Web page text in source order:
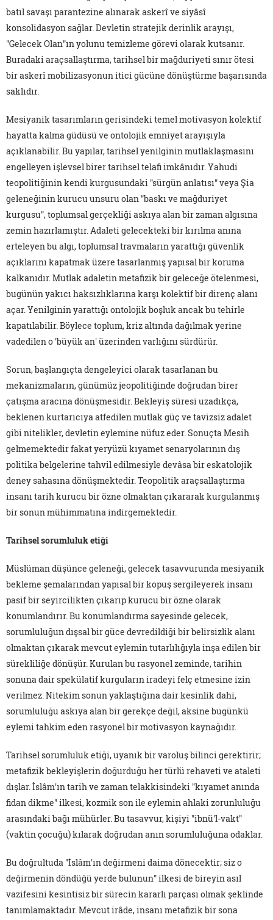
batıl savaşı parantezine alınarak askerî ve siyâsî
konsolidasyon sağlar. Devletin stratejik derinlik arayışı,
"Gelecek Olan"ın yolunu temizleme görevi olarak kutsanır.
Buradaki araçsallaştırma, tarihsel bir mağduriyeti sınır ötesi
bir askerî mobilizasyonun itici gücüne dönüştürme başarısında
saklıdır.
Mesiyanik tasarımların gerisindeki temel motivasyon kolektif
hayatta kalma güdüsü ve ontolojik emniyet arayışıyla
açıklanabilir. Bu yapılar, tarihsel yenilginin mutlaklaşmasını
engelleyen işlevsel birer tarihsel telafi imkânıdır. Yahudi
teopolitiğinin kendi kurgusundaki "sürgün anlatısı" veya Şia
geleneğinin kurucu unsuru olan "baskı ve mağduriyet
kurgusu", toplumsal gerçekliği askıya alan bir zaman algısına
zemin hazırlamıştır. Adaleti gelecekteki bir kırılma anına
erteleyen bu algı, toplumsal travmaların yarattığı güvenlik
açıklarını kapatmak üzere tasarlanmış yapısal bir koruma
kalkanıdır. Mutlak adaletin metafizik bir geleceğe ötelenmesi,
bugünün yakıcı haksızlıklarına karşı kolektif bir direnç alanı
açar. Yenilginin yarattığı ontolojik boşluk ancak bu tehirle
kapatılabilir. Böylece toplum, kriz altında dağılmak yerine
vadedilen o 'büyük an' üzerinden varlığını sürdürür.
Sorun, başlangıçta dengeleyici olarak tasarlanan bu
mekanizmaların, günümüz jeopolitiğinde doğrudan birer
çatışma aracına dönüşmesidir. Bekleyiş süresi uzadıkça,
beklenen kurtarıcıya atfedilen mutlak güç ve tavizsiz adalet
gibi nitelikler, devletin eylemine nüfuz eder. Sonuçta Mesih
gelmemektedir fakat yeryüzü kıyamet senaryolarının dış
politika belgelerine tahvil edilmesiyle devâsa bir eskatolojik
deney sahasına dönüşmektedir. Teopolitik araçsallaştırma
insanı tarih kurucu bir özne olmaktan çıkararak kurgulanmış
bir sonun mühimmatına indirgemektedir.
Tarihsel sorumluluk etiği
Müslüman düşünce geleneği, gelecek tasavvurunda mesiyanik
bekleme şemalarından yapısal bir kopuş sergileyerek insanı
pasif bir seyircilikten çıkarıp kurucu bir özne olarak
konumlandırır. Bu konumlandırma sayesinde gelecek,
sorumluluğun dışsal bir güce devredildiği bir belirsizlik alanı
olmaktan çıkarak mevcut eylemin tutarlılığıyla inşa edilen bir
sürekliliğe dönüşür. Kurulan bu rasyonel zeminde, tarihin
sonuna dair spekülatif kurguların iradeyi felç etmesine izin
verilmez. Nitekim sonun yaklaştığına dair kesinlik dahi,
sorumluluğu askıya alan bir gerekçe değil, aksine bugünkü
eylemi tahkim eden rasyonel bir motivasyon kaynağıdır.
Tarihsel sorumluluk etiği, uyanık bir varoluş bilinci gerektirir;
metafizik bekleyişlerin doğurduğu her türlü rehaveti ve ataleti
dışlar. İslâm'ın tarih ve zaman telakkisindeki "kıyamet anında
fidan dikme" ilkesi, kozmik son ile eylemin ahlaki zorunluluğu
arasındaki bağı mühürler. Bu tasavvur, kişiyi "ibnü'l-vakt"
(vaktin çocuğu) kılarak doğrudan anın sorumluluğuna odaklar.
Bu doğrultuda "İslâm'ın değirmeni daima dönecektir; siz o
değirmenin döndüğü yerde bulunun" ilkesi de bireyin asıl
vazifesini kesintisiz bir sürecin kararlı parçası olmak şeklinde
tanımlamaktadır. Mevcut irâde, insanı metafizik bir sona